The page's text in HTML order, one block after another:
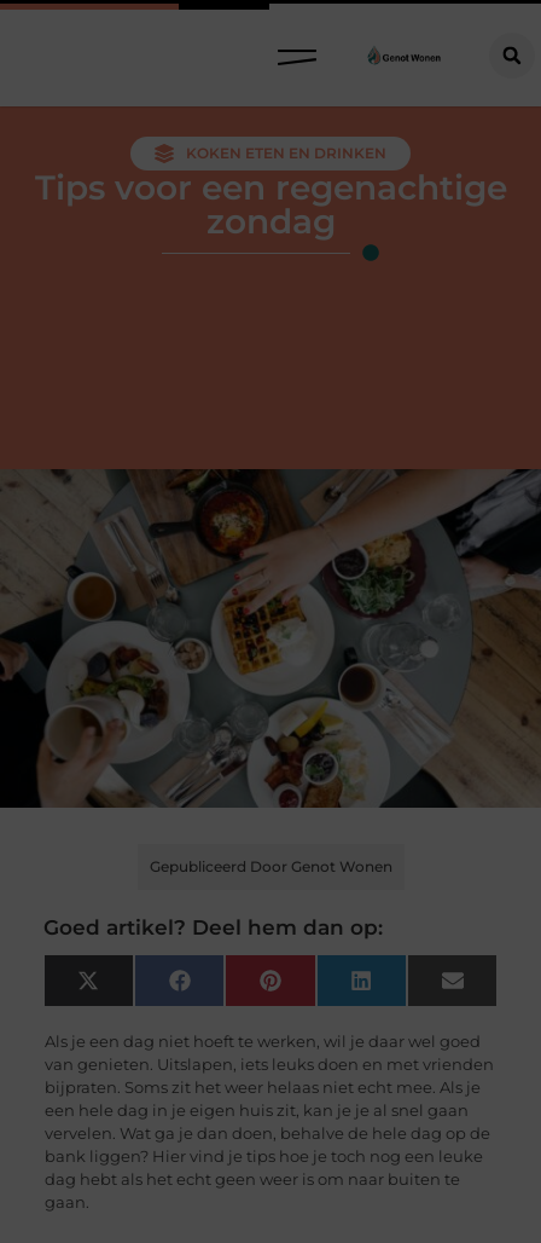
KOKEN ETEN EN DRINKEN
Tips voor een regenachtige
zondag
Gepubliceerd Door Genot Wonen
Goed artikel? Deel hem dan op:
X
(Twitter)
FacebookPinterest LinkedIn Email
Als je een dag niet hoeft te werken, wil je daar wel goed
van genieten. Uitslapen, iets leuks doen en met vrienden
bijpraten. Soms zit het weer helaas niet echt mee. Als je
een hele dag in je eigen huis zit, kan je je al snel gaan
vervelen. Wat ga je dan doen, behalve de hele dag op de
bank liggen? Hier vind je tips hoe je toch nog een leuke
dag hebt als het echt geen weer is om naar buiten te
gaan.